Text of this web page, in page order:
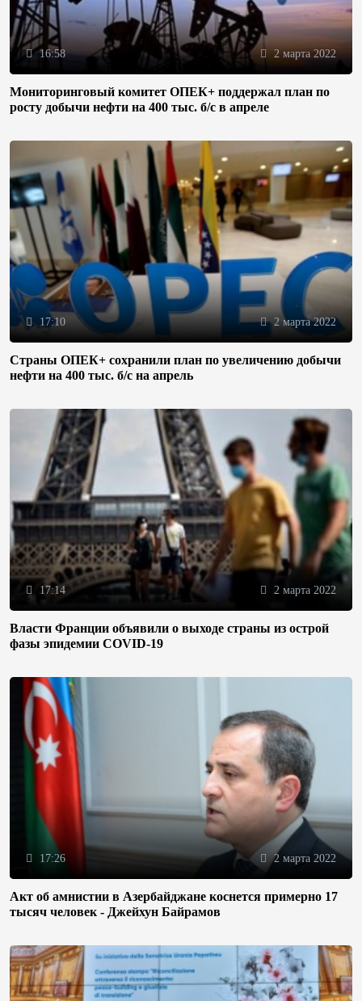
16:58 2 марта 2022
Мониторинговый комитет ОПЕК+ поддержал план по
росту добычи нефти на 400 тыс. б/с в апреле
17:10 2 марта 2022
Страны ОПЕК+ сохранили план по увеличению добычи
нефти на 400 тыс. б/с на апрель
17:14 2 марта 2022
Власти Франции объявили о выходе страны из острой
фазы эпидемии COVID-19
17:26 2 марта 2022
Акт об амнистии в Азербайджане коснется примерно 17
тысяч человек - Джейхун Байрамов